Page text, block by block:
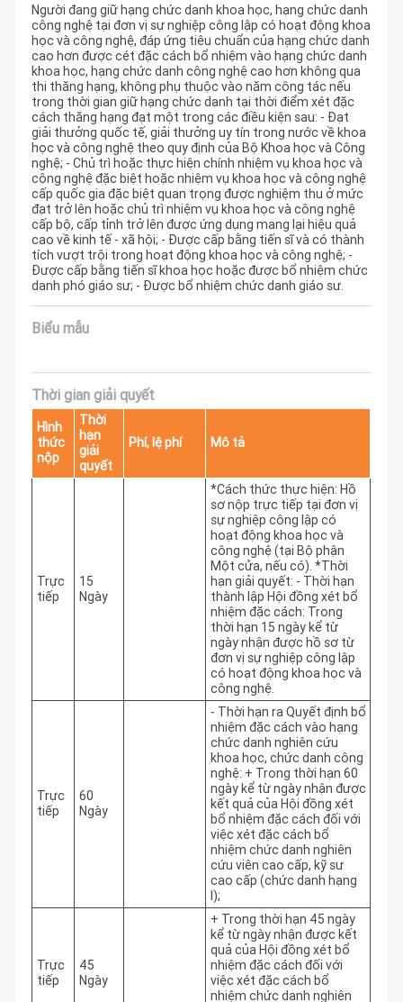
Người đang giữ hạng chức danh khoa học, hạng chức danh
công nghệ tại đơn vị sự nghiệp công lập có hoạt động khoa
học và công nghệ, đáp ứng tiêu chuẩn của hạng chức danh
cao hơn được cét đặc cách bổ nhiệm vào hạng chức danh
khoa học, hạng chức danh công nghệ cao hơn không qua
thi thăng hạng, không phụ thuộc vào năm công tác nếu
trong thời gian giữ hạng chức danh tại thời điểm xét đặc
cách thăng hạng đạt một trong các điều kiện sau: - Đạt
giải thưởng quốc tế, giải thưởng uy tín trong nước về khoa
học và công nghệ theo quy định của Bộ Khoa học và Công
nghệ; - Chủ trì hoặc thực hiện chính nhiệm vụ khoa học và
công nghệ đặc biệt hoặc nhiệm vụ khoa học và công nghệ
cấp quốc gia đặc biệt quan trọng được nghiệm thu ở mức
đạt trở lên hoặc chủ trì nhiệm vụ khoa học và công nghệ
cấp bộ, cấp tỉnh trở lên được ứng dụng mang lại hiệu quả
cao về kinh tế - xã hội; - Được cấp bằng tiến sĩ và có thành
tích vượt trội trong hoạt động khoa học và công nghệ; -
Được cấp bằng tiến sĩ khoa học hoặc được bổ nhiệm chức
danh phó giáo sư; - Được bổ nhiệm chức danh giáo sư.
Biểu mẫu
Thời gian giải quyết
Hình
thức
nộp
Thời
hạn
giải
quyết
Phí, lệ phí Mô tả
Trực
tiếp
15
Ngày
*Cách thức thực hiện: Hồ
sơ nộp trực tiếp tại đơn vị
sự nghiệp công lập có
hoạt động khoa học và
công nghệ (tại Bộ phận
Một cửa, nếu có). *Thời
hạn giải quyết: - Thời hạn
thành lập Hội đồng xét bổ
nhiệm đặc cách: Trong
thời hạn 15 ngày kể từ
ngày nhận được hồ sơ từ
đơn vị sự nghiệp công lập
có hoạt động khoa học và
công nghệ.
Trực
tiếp
60
Ngày
- Thời hạn ra Quyết định bổ
nhiệm đặc cách vào hạng
chức danh nghiên cứu
khoa học, chức danh công
nghệ: + Trong thời hạn 60
ngày kể từ ngày nhận được
kết quả của Hội đồng xét
bổ nhiệm đặc cách đối với
việc xét đặc cách bổ
nhiệm chức danh nghiên
cứu viên cao cấp, kỹ sư
cao cấp (chức danh hạng
I);
Trực
tiếp
45
Ngày
+ Trong thời hạn 45 ngày
kể từ ngày nhận được kết
quả của Hội đồng xét bổ
nhiệm đặc cách đối với
việc xét đặc cách bổ
nhiệm chức danh nghiên